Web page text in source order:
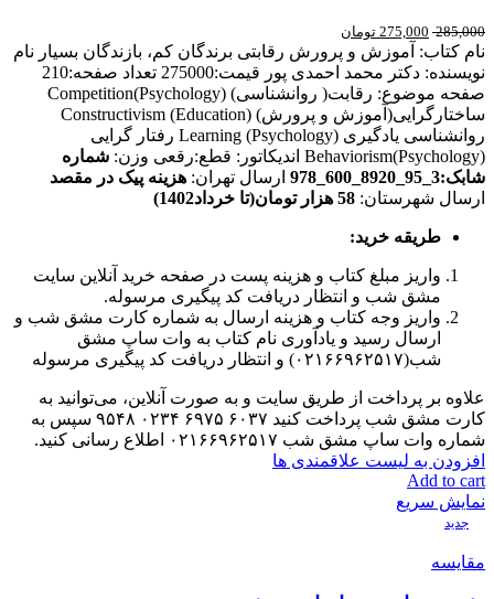
285,000
275,000 تومان
نام کتاب: آموزش و پرورش رقابتی برندگان کم، بازندگان بسیار نام
نویسنده: دکتر محمد احمدی پور قیمت:275000 تعداد صفحه:210
صفحه موضوع: رقابت( روانشناسی) Competition(Psychology)
ساختارگرایی(آموزش و پرورش) Constructivism (Education)
روانشناسی یادگیری Learning (Psychology) رفتار گرایی
Behaviorism(Psychology) اندیکاتور: قطع:رقعی وزن:
شماره
شابک:3_95_8920_600_978
ارسال تهران: هزینه پیک در مقصد
ارسال شهرستان: 58 هزار تومان(تا خرداد1402)
طریقه خرید:
واریز مبلغ کتاب و هزینه پست در صفحه خرید آنلاین سایت
مشق شب و انتظار دریافت کد پیگیری مرسوله.
واریز وجه کتاب و هزینه ارسال به شماره کارت مشق شب و
ارسال رسید و یادآوری نام کتاب به وات ساپ مشق
شب(۰۲۱۶۶۹۶۲۵۱۷) و انتظار دریافت کد پیگیری مرسوله
علاوه بر پرداخت از طریق سایت و به صورت آنلاین، می‌توانید به
کارت مشق شب پرداخت کنید ۶۰۳۷ ۶۹۷۵ ۰۲۳۴ ۹۵۴۸ سپس به
شماره وات ساپ مشق شب ۰۲۱۶۶۹۶۲۵۱۷ اطلاع رسانی کنید.
افزودن به لیست علاقمندی ها
Add to cart
نمایش سریع
جدید
مقایسه